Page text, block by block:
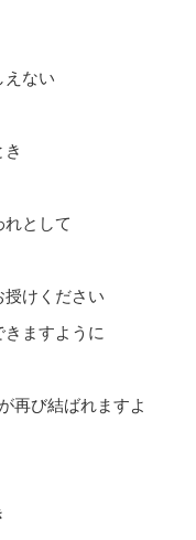
えない
として
けください
ますように
再び結ばれますよ